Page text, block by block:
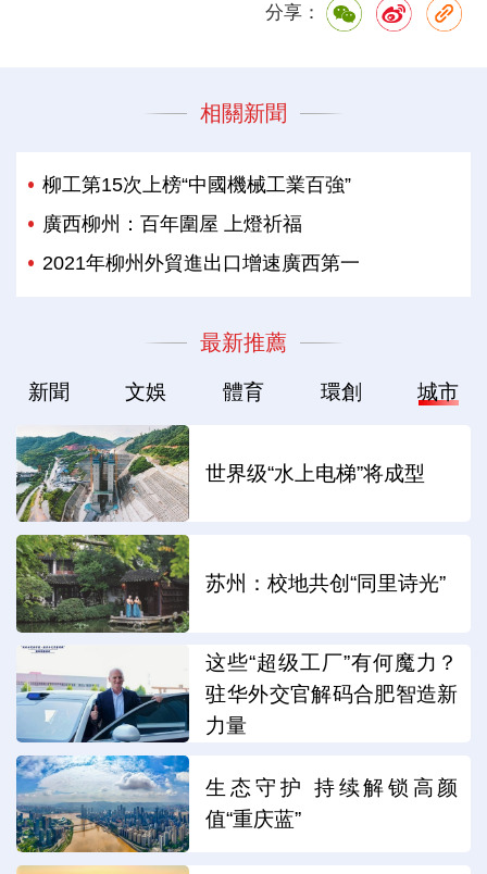
分享：
相關新聞
柳工第15次上榜“中國機械工業百強”
廣西柳州：百年圍屋 上燈祈福
2021年柳州外貿進出口增速廣西第一
最新推薦
新聞 文娛 體育 環創 城市
世界级“水上电梯”将成型
苏州：校地共创“同里诗光”
这些“超级工厂”有何魔力？
驻华外交官解码合肥智造新
力量
生态守护 持续解锁高颜
值“重庆蓝”